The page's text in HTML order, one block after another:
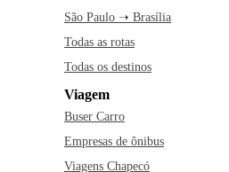
São Paulo ➝ Brasília
Todas as rotas
Todas os destinos
Viagem
Buser Carro
Empresas de ônibus
Viagens Chapecó